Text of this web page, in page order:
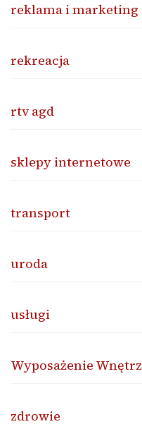
reklama i marketing
rekreacja
rtv agd
sklepy internetowe
transport
uroda
usługi
Wyposażenie Wnętrz
zdrowie